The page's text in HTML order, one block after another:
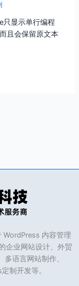
只显示单行编程
且会保留原文本
WordPress 内容管理
企业网站设计、外贸
语言网站制作、
制开发等。